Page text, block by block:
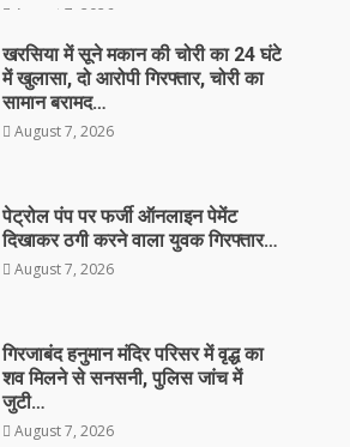
August 7, 2026
खरसिया में सूने मकान की चोरी का 24 घंटे
में खुलासा, दो आरोपी गिरफ्तार, चोरी का
सामान बरामद…
August 7, 2026
पेट्रोल पंप पर फर्जी ऑनलाइन पेमेंट
दिखाकर ठगी करने वाला युवक गिरफ्तार…
August 7, 2026
गिरजाबंद हनुमान मंदिर परिसर में वृद्ध का
शव मिलने से सनसनी, पुलिस जांच में
जुटी…
August 7, 2026